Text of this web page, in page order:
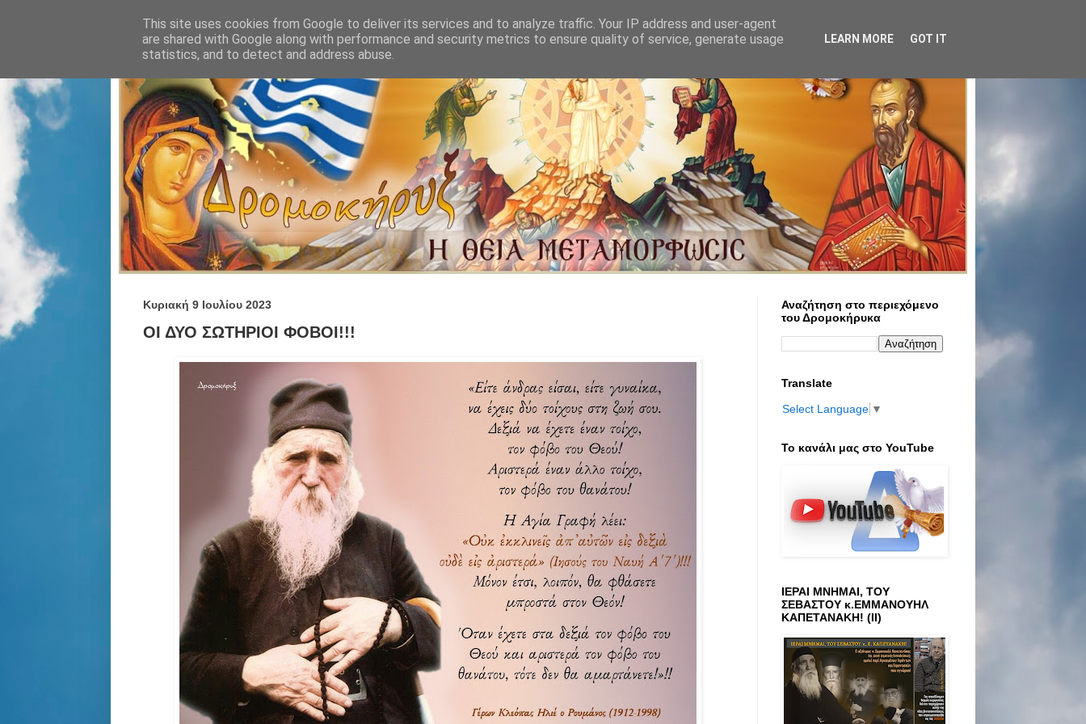
Κυριακή 9 Ιουλίου 2023
ΟΙ ΔΥΟ ΣΩΤΗΡΙΟΙ ΦΟΒΟΙ!!!
Αναζήτηση στο περιεχόμενο
του Δρομοκήρυκα
Translate
Select Language ▼
Το κανάλι μας στο ΥοuTube
ΙΕΡΑΙ ΜΝΗΜΑΙ, ΤΟΥ
ΣΕΒΑΣΤΟΥ κ.ΕΜΜΑΝΟΥΗΛ
ΚΑΠΕΤΑΝΑΚΗ! (ΙΙ)
This site uses cookies from Google to deliver its services and to analyze traffic. Your IP address and user-agent
are shared with Google along with performance and security metrics to ensure quality of service, generate usage
statistics, and to detect and address abuse.
LEARN MORE GOT IT